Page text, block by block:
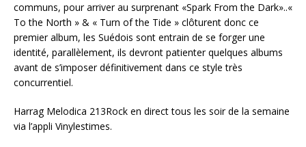
communs, pour arriver au surprenant «Spark From the Dark»..«
To the North » & « Turn of the Tide » clôturent donc ce
premier album, les Suédois sont entrain de se forger une
identité, parallèlement, ils devront patienter quelques albums
avant de s’imposer définitivement dans ce style très
concurrentiel.
Harrag Melodica 213Rock en direct tous les soir de la semaine
via l’appli Vinylestimes.